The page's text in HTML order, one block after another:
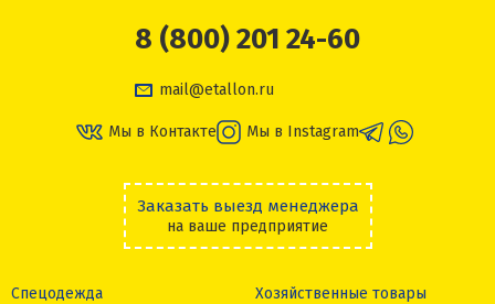
8 (800) 201 24-60
mail@etallon.ru
Мы в Контакте Мы в Instagram
Заказать выезд менеджера
на ваше предприятие
Спецодежда
Хозяйственные товары